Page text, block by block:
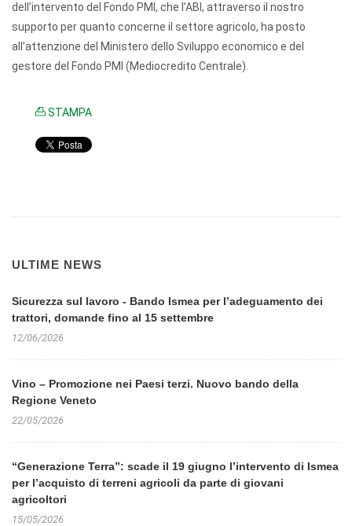
dell’intervento del Fondo PMI, che l’ABI, attraverso il nostro
supporto per quanto concerne il settore agricolo, ha posto
all’attenzione del Ministero dello Sviluppo economico e del
gestore del Fondo PMI (Mediocredito Centrale).
STAMPA
ULTIME NEWS
Sicurezza sul lavoro - Bando Ismea per l’adeguamento dei
trattori, domande fino al 15 settembre
12/06/2026
Vino – Promozione nei Paesi terzi. Nuovo bando della
Regione Veneto
22/05/2026
“Generazione Terra”: scade il 19 giugno l’intervento di Ismea
per l’acquisto di terreni agricoli da parte di giovani
agricoltori
15/05/2026